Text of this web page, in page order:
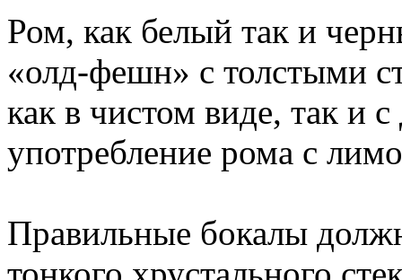
Ром, как белый так и
«олд-фешн» с толстыми
как в чистом виде, так и
употребление рома с
Правильные бокалы